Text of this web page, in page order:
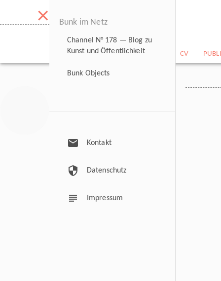
×
NEWS BILDARCHIV CV
Bunk im Netz
Channel N° 178 — Blog zu
Kunst und Öffentlichkeit
Bunk Objects
mail Kontakt
security Datenschutz
subject Impressum